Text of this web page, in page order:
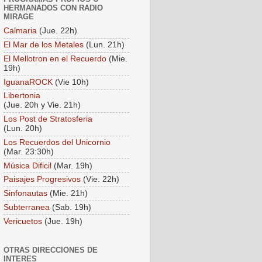
HERMANADOS CON RADIO
MIRAGE
Calmaria (Jue. 22h)
El Mar de los Metales (Lun. 21h)
El Mellotron en el Recuerdo (Mie.
19h)
IguanaROCK (Vie 10h)
Libertonia
(Jue. 20h y Vie. 21h)
Los Post de Stratosferia
(Lun. 20h)
Los Recuerdos del Unicornio
(Mar. 23:30h)
Música Dificil (Mar. 19h)
Paisajes Progresivos (Vie. 22h)
Sinfonautas (Mie. 21h)
Subterranea (Sab. 19h)
Vericuetos (Jue. 19h)
OTRAS DIRECCIONES DE
INTERES